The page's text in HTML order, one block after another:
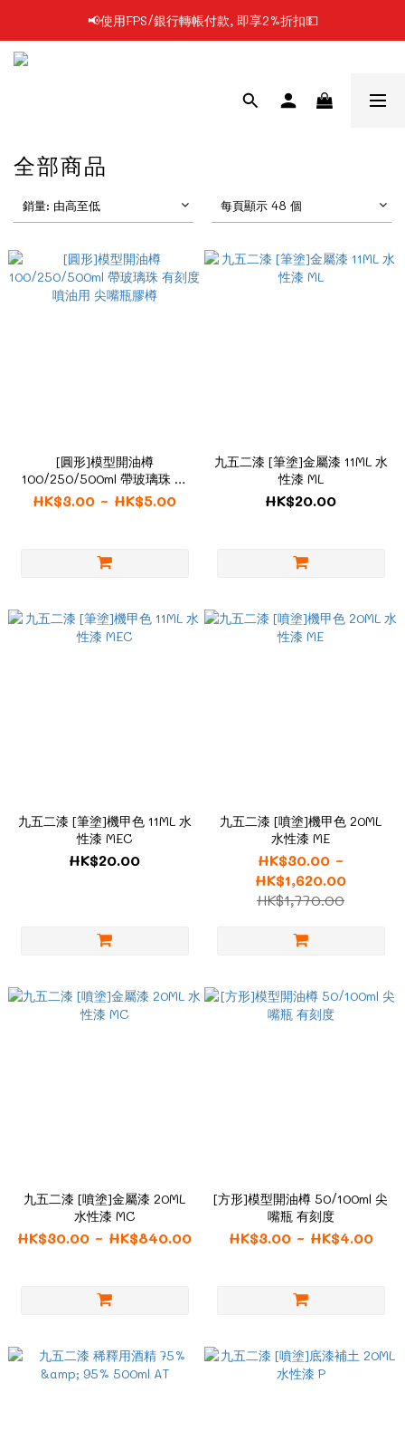
📢凡購物滿$199 順豐自提點免運費📦📦
全部商品
銷量: 由高至低 每頁顯示 48 個
[圓形]模型開油樽
100/250/500ml 帶玻璃珠 有
刻度 噴油用 尖嘴瓶膠樽
HK$3.00 ~ HK$5.00
九五二漆 [筆塗]金屬漆 11ML 水
性漆 ML
HK$20.00
九五二漆 [筆塗]機甲色 11ML 水
性漆 MEC
HK$20.00
九五二漆 [噴塗]機甲色 20ML
水性漆 ME
HK$30.00 ~
HK$1,620.00
HK$1,770.00
九五二漆 [噴塗]金屬漆 20ML
水性漆 MC
HK$30.00 ~ HK$840.00
[方形]模型開油樽 50/100ml 尖
嘴瓶 有刻度
HK$3.00 ~ HK$4.00